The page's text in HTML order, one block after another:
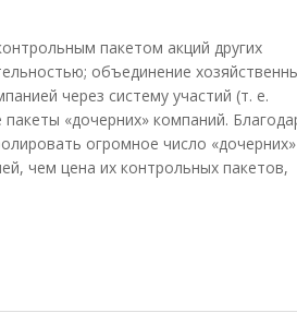
пакетом акций других
объединение
через систему участий (т. е.
«дочерних» компаний.
огромное число «дочерних»
чем цена их контрольных пакетов,